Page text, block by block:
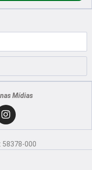
Mídias
I
n
s
58378-000